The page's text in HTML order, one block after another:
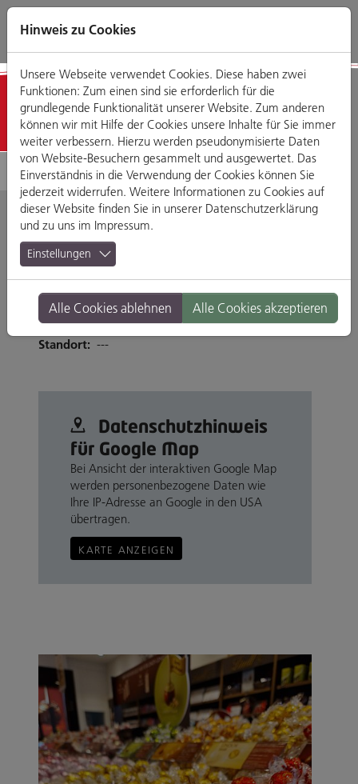
Direkt
zum
Zum
Hauptmenü
Zum
Footermenü
Zur
Website-
Detailansicht
Niebauer
Donaustaufer Straße 314, 93055 Regensburg
Tel. 0941-40394
Branche: Restaurants & Gasthäuser
Standort: ---
Datenschutz­hinweis
für Google Map
Bei Ansicht der interaktiven Google Map
werden personenbezogene Daten wie
Ihre IP-Adresse an Google in den USA
übertragen.
KARTE ANZEIGEN
Hinweis zu Cookies
Unsere Webseite verwendet Cookies. Diese haben zwei
Funktionen: Zum einen sind sie erforderlich für die
grundlegende Funktionalität unserer Website. Zum anderen
können wir mit Hilfe der Cookies unsere Inhalte für Sie immer
weiter verbessern. Hierzu werden pseudonymisierte Daten
von Website-Besuchern gesammelt und ausgewertet. Das
Einverständnis in die Verwendung der Cookies können Sie
jederzeit widerrufen. Weitere Informationen zu Cookies auf
dieser Website finden Sie in unserer Datenschutzerklärung
und zu uns im Impressum.
Einstellungen
Alle Cookies ablehnen Alle Cookies akzeptieren